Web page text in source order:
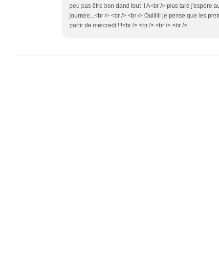
peu pas être bon dand tout ! A<br /> plus tard j'espère
journée...<br /> <br /> <br /> Ouiiiiii je pense que les
partir de mercredi !!!<br /> <br /> <br /> <br />